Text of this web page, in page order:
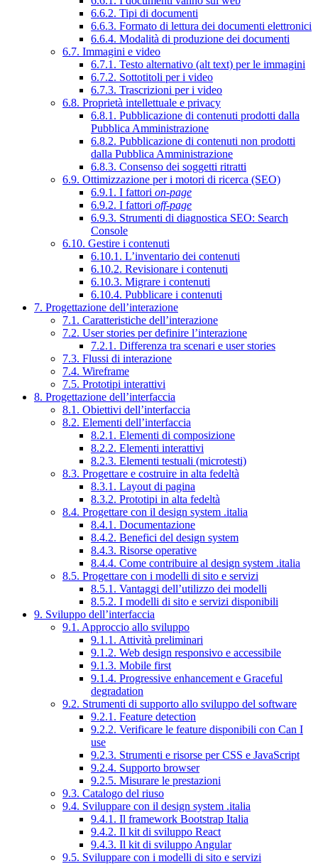
6.6.2. Tipi di documenti
6.6.3. Formato di lettura dei documenti elettronici
6.6.4. Modalità di produzione dei documenti
6.7. Immagini e video
6.7.1. Testo alternativo (alt text) per le immagini
6.7.2. Sottotitoli per i video
6.7.3. Trascrizioni per i video
6.8. Proprietà intellettuale e privacy
6.8.1. Pubblicazione di contenuti prodotti dalla
Pubblica Amministrazione
6.8.2. Pubblicazione di contenuti non prodotti
dalla Pubblica Amministrazione
6.8.3. Consenso dei soggetti ritratti
6.9. Ottimizzazione per i motori di ricerca (SEO)
6.9.1. I fattori on-page
6.9.2. I fattori off-page
6.9.3. Strumenti di diagnostica SEO: Search
Console
6.10. Gestire i contenuti
6.10.1. L’inventario dei contenuti
6.10.2. Revisionare i contenuti
6.10.3. Migrare i contenuti
6.10.4. Pubblicare i contenuti
7. Progettazione dell’interazione
7.1. Caratteristiche dell’interazione
7.2. User stories per definire l’interazione
7.2.1. Differenza tra scenari e user stories
7.3. Flussi di interazione
7.4. Wireframe
7.5. Prototipi interattivi
8. Progettazione dell’interfaccia
8.1. Obiettivi dell’interfaccia
8.2. Elementi dell’interfaccia
8.2.1. Elementi di composizione
8.2.2. Elementi interattivi
8.2.3. Elementi testuali (microtesti)
8.3. Progettare e costruire in alta fedeltà
8.3.1. Layout di pagina
8.3.2. Prototipi in alta fedeltà
8.4. Progettare con il design system .italia
8.4.1. Documentazione
8.4.2. Benefici del design system
8.4.3. Risorse operative
8.4.4. Come contribuire al design system .italia
8.5. Progettare con i modelli di sito e servizi
8.5.1. Vantaggi dell’utilizzo dei modelli
8.5.2. I modelli di sito e servizi disponibili
9. Sviluppo dell’interfaccia
9.1. Approccio allo sviluppo
9.1.1. Attività preliminari
9.1.2. Web design responsivo e accessibile
9.1.3. Mobile first
9.1.4. Progressive enhancement e Graceful
degradation
9.2. Strumenti di supporto allo sviluppo del software
9.2.1. Feature detection
9.2.2. Verificare le feature disponibili con Can I
use
9.2.3. Strumenti e risorse per CSS e JavaScript
9.2.4. Supporto browser
9.2.5. Misurare le prestazioni
9.3. Catalogo del riuso
9.4. Sviluppare con il design system .italia
9.4.1. Il framework Bootstrap Italia
9.4.2. Il kit di sviluppo React
9.4.3. Il kit di sviluppo Angular
9.5. Sviluppare con i modelli di sito e servizi